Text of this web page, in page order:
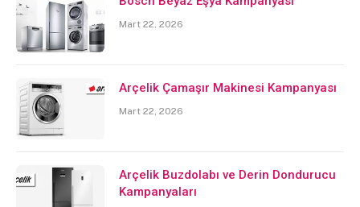
Mart 22, 2026
Arçelik Çamaşır Makinesi Kampanyası
Mart 22, 2026
Arçelik Buzdolabı ve Derin Dondurucu
Kampanyaları